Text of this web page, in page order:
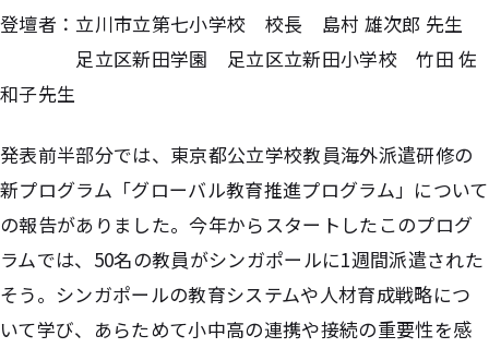
登壇者：立川市立第七小学校 校長 島村 雄次郎 先生
足立区新田学園 足立区立新田小学校 竹田 佐
和子先生
発表前半部分では、東京都公立学校教員海外派遣研修の
新プログラム「グローバル教育推進プログラム」について
の報告がありました。今年からスタートしたこのプログ
ラムでは、50名の教員がシンガポールに1週間派遣された
そう。シンガポールの教育システムや人材育成戦略につ
いて学び、あらためて小中高の連携や接続の重要性を感